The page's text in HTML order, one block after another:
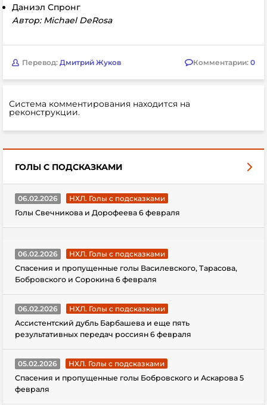
Даниэл Спронг
Автор: Michael DeRosa
Перевод: Дмитрий Жуков Комментарии: 0
Система комментирования находится на
реконструкции.
ГОЛЫ С ПОДСКАЗКАМИ
06.02.2026
НХЛ. Голы с подсказками
Голы Свечникова и Дорофеева 6 февраля
06.02.2026
НХЛ. Голы с подсказками
Спасения и пропущенные голы Василевского, Тарасова,
Бобровского и Сорокина 6 февраля
06.02.2026
НХЛ. Голы с подсказками
Ассистентский дубль Барбашева и еще пять
результативных передач россиян 6 февраля
05.02.2026
НХЛ. Голы с подсказками
Спасения и пропущенные голы Бобровского и Аскарова 5
февраля